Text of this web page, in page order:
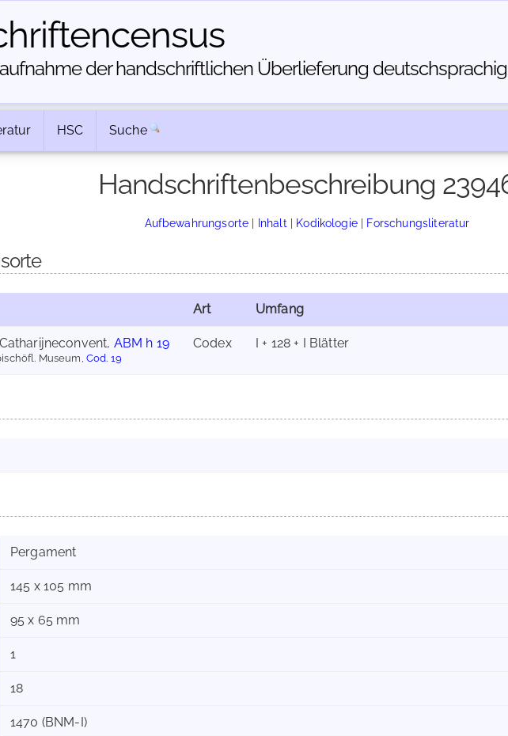
der handschriftlichen Über­lieferung
HSC Suche
Handschriftenbeschreibung
Aufbewahrungsorte | Inhalt | Kodikologie| Forschungsliteratur
Art Umfang
ABM h 19
Museum, Cod. 19
Codex I + 128 + I Blätter
Pergament
145 x 105 mm
95 x 65 mm
1
18
1470 (BNM-I)